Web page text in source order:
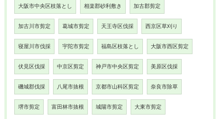
大阪市中央区枝落とし 相楽郡砂利敷き 加古郡剪定
加古川市剪定 葛城市剪定 天王寺区伐採 西京区草刈り
寝屋川市伐採 宇陀市剪定 福島区枝落とし 大阪市西区剪定
伏見区伐採 中京区剪定 神戸市中央区剪定 美原区伐採
磯城郡伐採 八尾市抜根 京都市山科区剪定 奈良市除草
堺市剪定 富田林市抜根 城陽市剪定 大東市剪定